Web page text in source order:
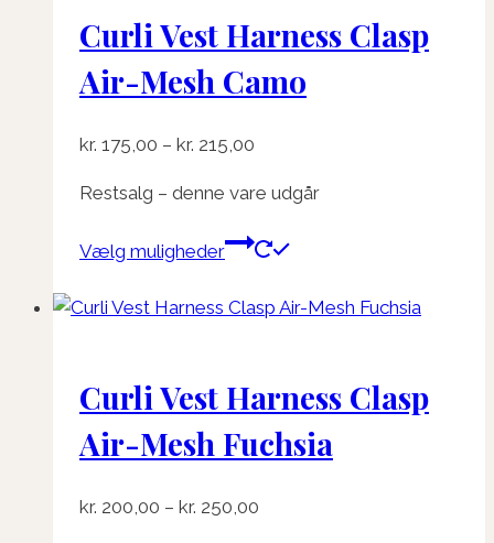
Mulighederne
kan
vælges
Curli Vest Harness Clasp
Air-Mesh Camo
kr. 175,00 – kr. 215,00
til
Restsalg – denne vare udgår
Vælg muligheder
Dette
har
Mulighederne
kan
vælges
Curli Vest Harness Clasp
Air-Mesh Fuchsia
kr. 200,00 – kr. 250,00